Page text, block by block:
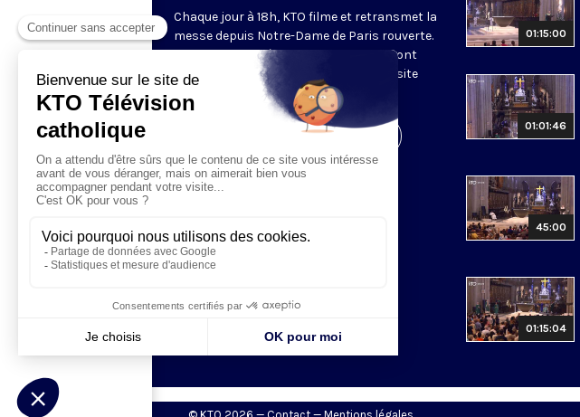
Chaque jour à 18h, KTO filme et retransmet la
messe depuis Notre-Dame de Paris rouverte.
Les textes des Vêpres et de la messe sont
presque toujours ceux qu’indiquent le site
Visiter la page de l'émission
01:15:00
01:01:46
45:00
01:15:04